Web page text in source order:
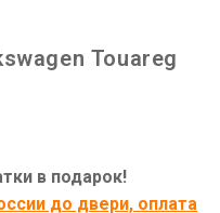
Touareg
в подарок!
до двери, оплата